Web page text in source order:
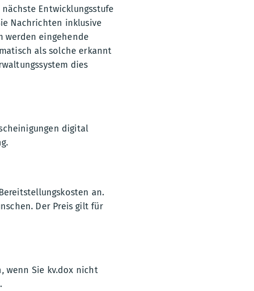
Entwicklungsstufe
Nachrichten inklusive
werden eingehende
als solche erkannt
dies
digital
an.
Der Preis gilt für
wenn Sie kv.dox nicht